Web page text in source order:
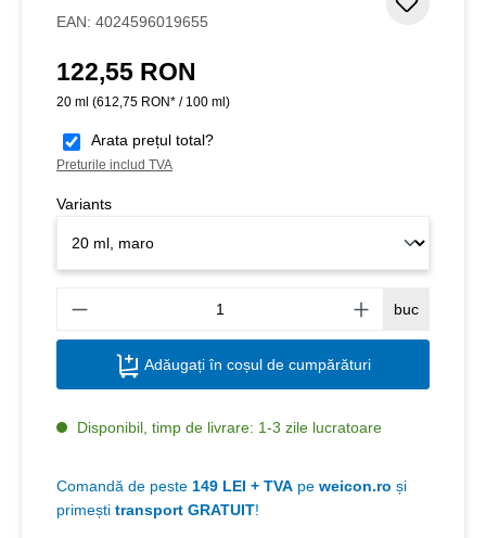
EAN: 4024596019655
Preț obișnuit:
122,55 RON
20 ml (612,75 RON* / 100 ml)
Arata prețul total?
Preturile includ TVA
Variants
buc
Adăugați în coșul de cumpărături
Disponibil, timp de livrare: 1-3 zile lucratoare
Comandă de peste 149 LEI + TVA pe weicon.ro și
primești transport GRATUIT!